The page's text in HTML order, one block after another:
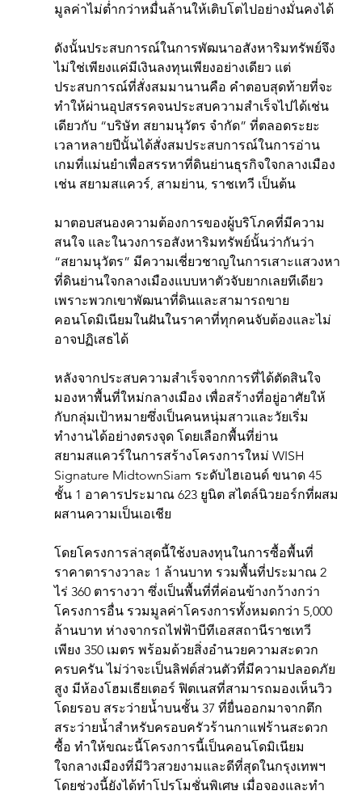
มูลค่าไม่ต่ำกว่าหมื่นล้านให้เติบโตไปอย่างมั่นคงได้
ดังนั้นประสบการณ์ในการพัฒนาอสังหาริมทรัพย์จึง
ไม่ใช่เพียงแค่มีเงินลงทุนเพียงอย่างเดียว แต่
ประสบการณ์ที่สั่งสมมานานคือ คำตอบสุดท้ายที่จะ
ทำให้ผ่านอุปสรรคจนประสบความสำเร็จไปได้เช่น
เดียวกับ “บริษัท สยามนุวัตร จำกัด” ที่ตลอดระยะ
เวลาหลายปีนั้นได้สั่งสมประสบการณ์ในการอ่าน
เกมที่แม่นยำเพื่อสรรหาที่ดินย่านธุรกิจใจกลางเมือง
เช่น สยามสแควร์, สามย่าน, ราชเทวี เป็นต้น
มาตอบสนองความต้องการของผู้บริโภคที่มีความ
สนใจ และในวงการอสังหาริมทรัพย์นั้นว่ากันว่า
“สยามนุวัตร” มีความเชี่ยวชาญในการเสาะแสวงหา
ที่ดินย่านใจกลางเมืองแบบหาตัวจับยากเลยทีเดียว
เพราะพวกเขาพัฒนาที่ดินและสามารถขาย
คอนโดมิเนียมในฝันในราคาที่ทุกคนจับต้องและไม่
อาจปฏิเสธได้
หลังจากประสบความสำเร็จจากการที่ได้ตัดสินใจ
มองหาพื้นที่ใหม่กลางเมือง เพื่อสร้างที่อยู่อาศัยให้
กับกลุ่มเป้าหมายซึ่งเป็นคนหนุ่มสาวและวัยเริ่ม
ทำงานได้อย่างตรงจุด โดยเลือกพื้นที่ย่าน
สยามสแควร์ในการสร้างโครงการใหม่ WISH
Signature MidtownSiam ระดับไฮเอนด์ ขนาด 45
ชั้น 1 อาคารประมาณ 623 ยูนิต สไตล์นิวยอร์กที่ผสม
ผสานความเป็นเอเชีย
โดยโครงการล่าสุดนี้ใช้งบลงทุนในการซื้อพื้นที่
ราคาตารางวาละ 1 ล้านบาท รวมพื้นที่ประมาณ 2
ไร่ 360 ตารางวา ซึ่งเป็นพื้นที่ที่ค่อนข้างกว้างกว่า
โครงการอื่น รวมมูลค่าโครงการทั้งหมดกว่า 5,000
ล้านบาท ห่างจากรถไฟฟ้าบีทีเอสสถานีราชเทวี
เพียง 350 เมตร พร้อมด้วยสิ่งอำนวยความสะดวก
ครบครัน ไม่ว่าจะเป็นลิฟต์ส่วนตัวที่มีความปลอดภัย
สูง มีห้องโฮมเธียเตอร์ ฟิตเนสที่สามารถมองเห็นวิว
โดยรอบ สระว่ายน้ำบนชั้น 37 ที่ยื่นออกมาจากตึก
สระว่ายน้ำสำหรับครอบครัวร้านกาแฟร้านสะดวก
ซื้อ ทำให้ขณะนี้โครงการนี้เป็นคอนโดมิเนียม
ใจกลางเมืองที่มีวิวสวยงามและดีที่สุดในกรุงเทพฯ
โดยช่วงนี้ยังได้ทำโปรโมชั่นพิเศษ เมื่อจองและทำ